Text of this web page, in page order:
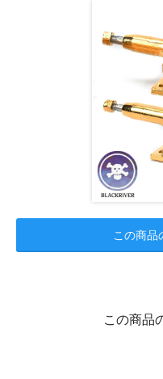
この商品
この商品